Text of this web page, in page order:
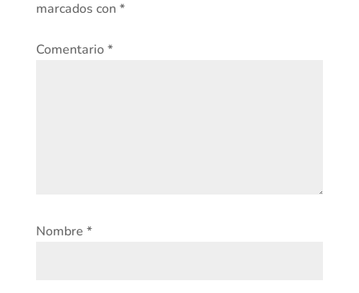
marcados con *
Comentario*
Nombre *